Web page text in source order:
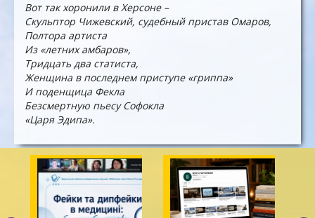
Вот так хоронили в Херсоне –
Скульптор Чижевский, судебный пристав Омаров,
Полтора артиста
Из «летних амбаров»,
Тридцать два статиста,
Женщина в последнем приступе «гриппа»
И поденщица Фекла
Безсмертную пьесу Софокла
«Царя Эдипа».